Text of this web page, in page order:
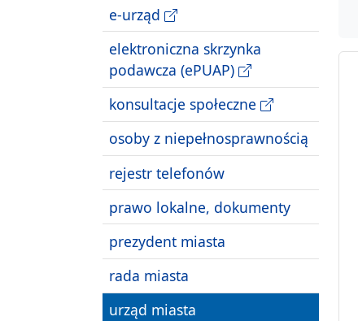
e-urząd
elektroniczna skrzynka
podawcza (ePUAP)
konsultacje społeczne
osoby z niepełnosprawnością
rejestr telefonów
prawo lokalne, dokumenty
prezydent miasta
rada miasta
urząd miasta